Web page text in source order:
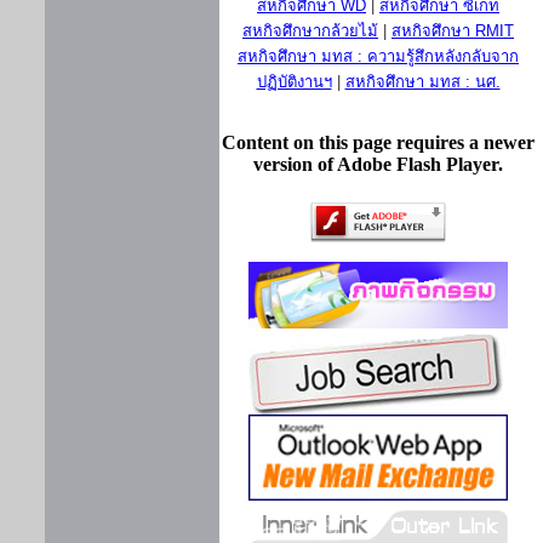
สหกิจศึกษา WD
สหกิจศึกษา ซีเกท
สหกิจศึกษากล้วยไม้
สหกิจศึกษา RMIT
สหกิจศึกษา มทส : ความรู้สึกหลังกลับจาก
ปฏิบัติงานฯ| สหกิจศึกษา มทส : นศ.
Content on this page requires a newer
version of Adobe Flash Player.